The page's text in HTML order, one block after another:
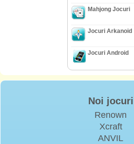
Mahjong Jocuri
Jocuri Arkanoid
Jocuri Android
Noi jocuri
Renown
Xcraft
ANVIL